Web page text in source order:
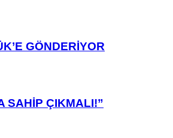
GÖNDERİYOR
SAHİP ÇIKMALI!”